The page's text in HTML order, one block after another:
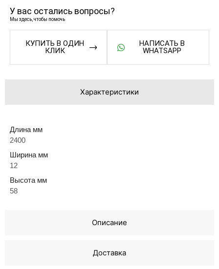
У вас остались вопросы?
Мы здесь, чтобы помочь
КУПИТЬ В ОДИН
КЛИК
НАПИСАТЬ В
WHATSAPP
Характеристики
Описание
Доставка
Длина мм
2400
Ширина мм
12
Высота мм
58